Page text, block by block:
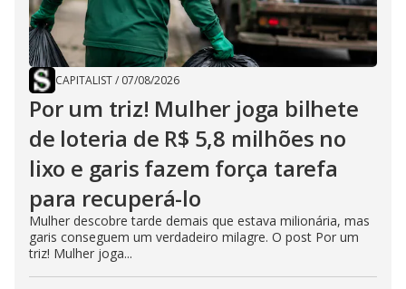
CAPITALIST/ 07/08/2026
Por um triz! Mulher joga bilhete
de loteria de R$ 5,8 milhões no
lixo e garis fazem força tarefa
para recuperá-lo
Mulher descobre tarde demais que estava milionária, mas
garis conseguem um verdadeiro milagre. O post Por um
triz! Mulher joga...